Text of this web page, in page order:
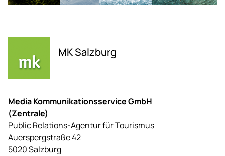
MK Salzburg
Media Kommunikationsservice GmbH
(Zentrale)
Public Relations-Agentur für Tourismus
Auerspergstraße 42
5020 Salzburg